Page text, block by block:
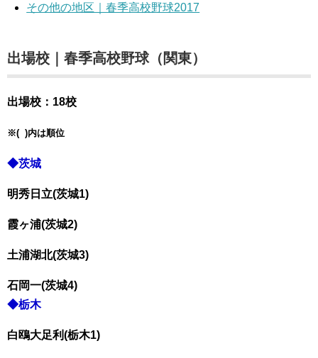
その他の地区｜春季高校野球2017
出場校｜春季高校野球（関東）
出場校：18校
※( )内は順位
◆茨城
明秀日立(茨城1)
霞ヶ浦(茨城2)
土浦湖北(茨城3)
石岡一(茨城4)
◆栃木
白鴎大足利(栃木1)